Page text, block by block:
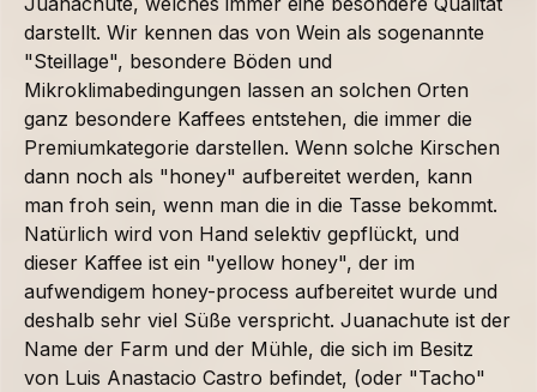
darstellt. Wir kennen das von Wein als sogenannte
"Steillage", besondere Böden und
Mikroklimabedingungen lassen an solchen Orten
ganz besondere Kaffees entstehen, die immer die
Premiumkategorie darstellen. Wenn solche Kirschen
dann noch als "honey" aufbereitet werden, kann
man froh sein, wenn man die in die Tasse bekommt.
Natürlich wird von Hand selektiv gepflückt, und
dieser Kaffee ist ein "yellow honey", der im
aufwendigem honey-process aufbereitet wurde und
deshalb sehr viel Süße verspricht. Juanachute ist der
Name der Farm und der Mühle, die sich im Besitz
von Luis Anastacio Castro befindet, (oder "Tacho"